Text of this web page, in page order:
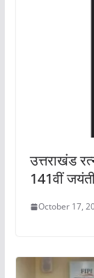
उत्तराखंड
141वीं
October 17,